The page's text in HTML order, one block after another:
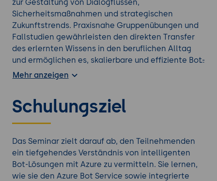
zur Gestaltung von Dialogflüssen,
Sicherheitsmaßnahmen und strategischen
Zukunftstrends. Praxisnahe Gruppenübungen und
Fallstudien gewährleisten den direkten Transfer
des erlernten Wissens in den beruflichen Alltag
und ermöglichen es, skalierbare und effiziente Bot-
Anwendungen zu realisieren.
intelligente, automatisierte Bots
Optimierung von Geschäftsprozessen und
Kosteneinsparungen durch Automatisierung
repetitiver Aufgaben
Wettbewerbsvorteile durch innovative,
skalierbare Lösungen im Bereich
Mehr anzeigen
Schulungsziel
Das Seminar zielt darauf ab, den Teilnehmenden
ein tiefgehendes Verständnis von intelligenten
Bot-Lösungen mit Azure zu vermitteln. Sie lernen,
wie sie den Azure Bot Service sowie integrierte